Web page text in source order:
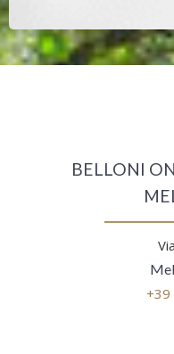
BELLONI
+39